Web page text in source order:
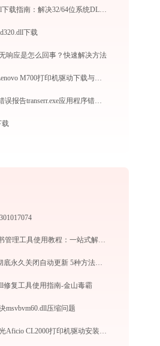
pdf2image.dll下载指南：解决32/64位系统DLL缺失问题 | 官方免费版
下载
响应是怎么回事？快速解决方法
(2025最新)Lenovo M700打印机驱动下载与安装指南 | 官方驱动支持
WPS Office错误报告transerr.exe应用程序错误0xc000000d解决方法
载
Calibre电子书管理工具使用教程：一站式解决电子书格式转换、元数据管理与设备同步
Win10如何彻底永久关闭自动更新 5种方法教你永久关闭win10自动更新
修复工具使用指南-金山毒霸
msvbvm60.dll压缩问题
完美解决理光Aficio CL2000打印机驱动安装困扰，全面下载安装教程